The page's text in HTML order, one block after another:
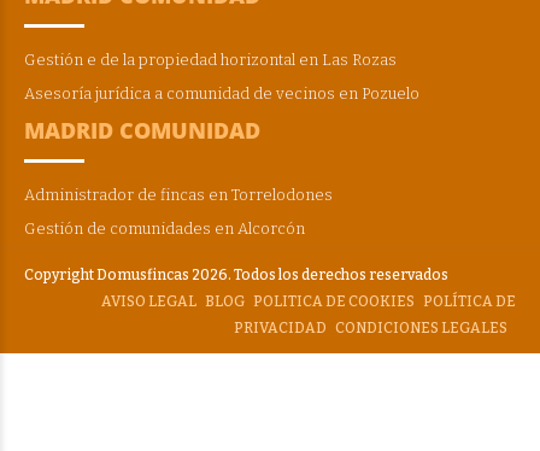
Gestión e de la propiedad horizontal en Las Rozas
Asesoría jurídica a comunidad de vecinos en Pozuelo
MADRID COMUNIDAD
Administrador de fincas en Torrelodones
Gestión de comunidades en Alcorcón
Copyright Domusfincas 2026. Todos los derechos reservados
AVISO LEGAL BLOG POLITICA DE COOKIES
POLÍTICA DE
PRIVACIDAD CONDICIONES LEGALES